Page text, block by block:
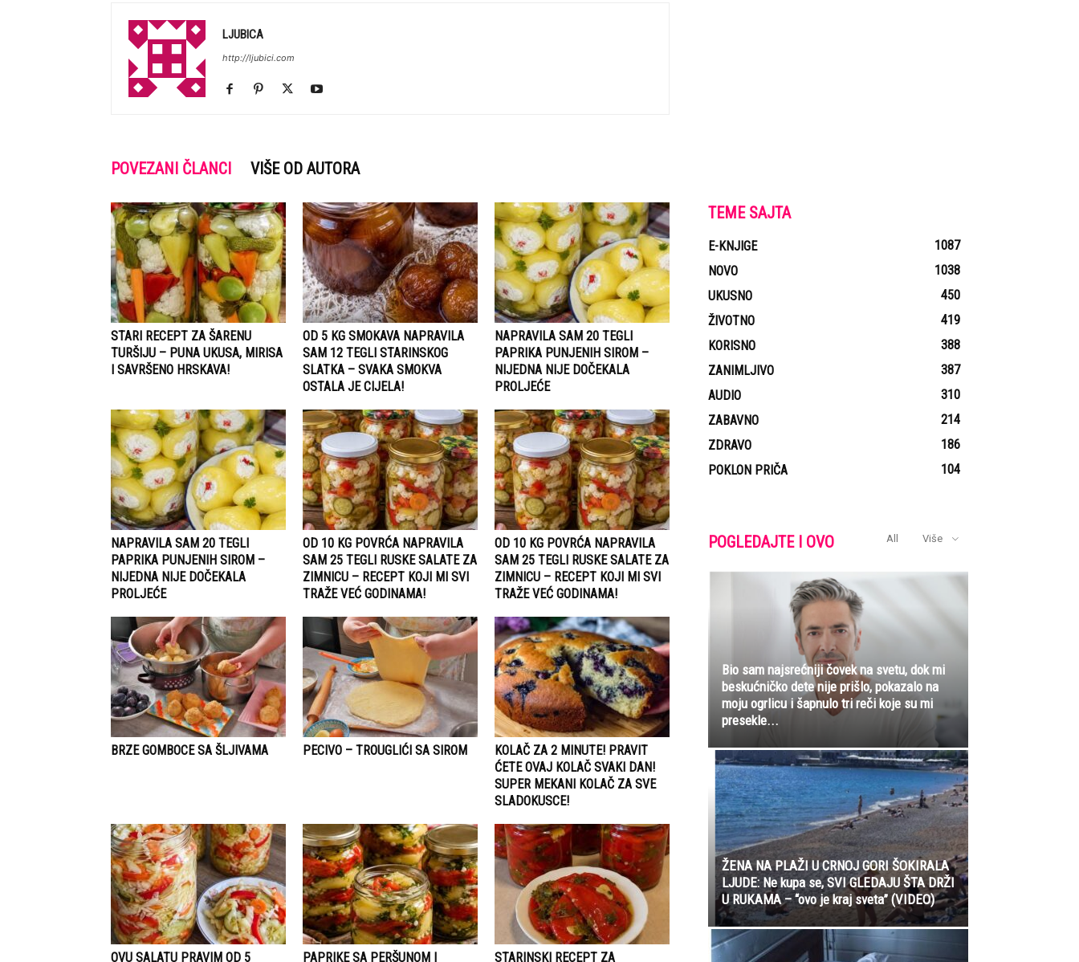
LJUBICA
http://ljubici.com
POVEZANI ČLANCI VIŠE OD AUTORA
STARI RECEPT ZA ŠARENU
TURŠIJU – PUNA UKUSA, MIRISA
I SAVRŠENO HRSKAVA!
OD 5 KG SMOKAVA NAPRAVILA
SAM 12 TEGLI STARINSKOG
SLATKA – SVAKA SMOKVA
OSTALA JE CIJELA!
NAPRAVILA SAM 20 TEGLI
PAPRIKA PUNJENIH SIROM –
NIJEDNA NIJE DOČEKALA
PROLJEĆE
NAPRAVILA SAM 20 TEGLI
PAPRIKA PUNJENIH SIROM –
NIJEDNA NIJE DOČEKALA
PROLJEĆE
OD 10 KG POVRĆA NAPRAVILA
SAM 25 TEGLI RUSKE SALATE ZA
ZIMNICU – RECEPT KOJI MI SVI
TRAŽE VEĆ GODINAMA!
OD 10 KG POVRĆA NAPRAVILA
SAM 25 TEGLI RUSKE SALATE ZA
ZIMNICU – RECEPT KOJI MI SVI
TRAŽE VEĆ GODINAMA!
BRZE GOMBOCE SA ŠLJIVAMA PECIVO – TROUGLIĆI SA SIROM
KOLAČ ZA 2 MINUTE! PRAVIT
ĆETE OVAJ KOLAČ SVAKI DAN!
SUPER MEKANI KOLAČ ZA SVE
SLADOKUSCE!
OVU SALATU PRAVIM OD 5 PAPRIKE SA PERŠUNOM I STARINSKI RECEPT ZA
TEME SAJTA
E-KNJIGE
1087
NOVO
1038
UKUSNO
450
ŽIVOTNO
419
KORISNO
388
ZANIMLJIVO
387
AUDIO
310
ZABAVNO
214
ZDRAVO
186
POKLON PRIČA
104
POGLEDAJTE I OVO All Više
Bio sam najsrećniji čovek na svetu, dok mi
beskućničko dete nije prišlo, pokazalo na
moju ogrlicu i šapnulo tri reči koje su mi
presekle...
ŽENA NA PLAŽI U CRNOJ GORI ŠOKIRALA
LJUDE: Ne kupa se, SVI GLEDAJU ŠTA DRŽI
U RUKAMA – “ovo je kraj sveta” (VIDEO)